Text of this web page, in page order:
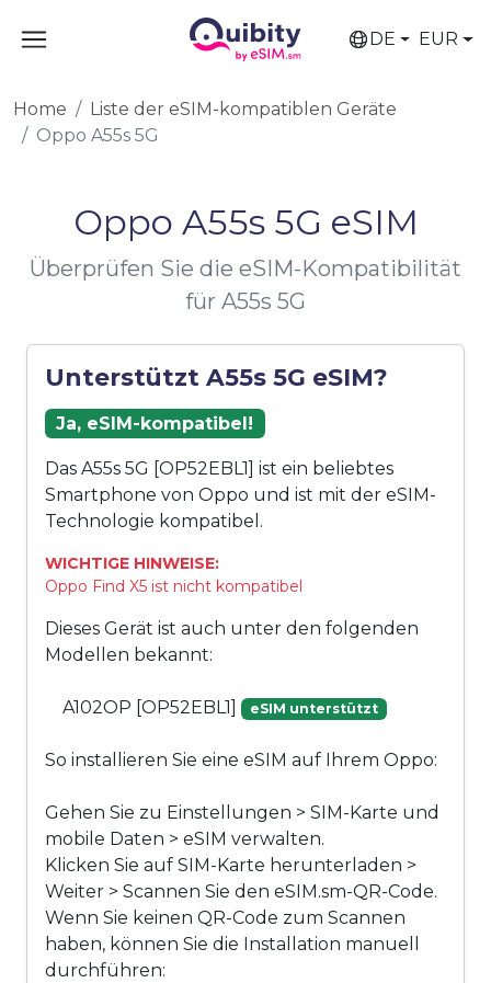
DE EUR
Home
Liste der eSIM-kompatiblen Geräte
Oppo A55s 5G
Oppo A55s 5G eSIM
Überprüfen Sie die eSIM-Kompatibilität
für A55s 5G
Unterstützt A55s 5G eSIM?
Ja, eSIM-kompatibel!
Das A55s 5G [OP52EBL1] ist ein beliebtes
Smartphone von Oppo und ist mit der eSIM-
Technologie kompatibel.
WICHTIGE HINWEISE:
Oppo Find X5 ist nicht kompatibel
Dieses Gerät ist auch unter den folgenden
Modellen bekannt:
A102OP [OP52EBL1] eSIM unterstützt
So installieren Sie eine eSIM auf Ihrem Oppo:
Gehen Sie zu Einstellungen > SIM-Karte und
mobile Daten > eSIM verwalten.
Klicken Sie auf SIM-Karte herunterladen >
Weiter > Scannen Sie den eSIM.sm-QR-Code.
Wenn Sie keinen QR-Code zum Scannen
haben, können Sie die Installation manuell
durchführen: